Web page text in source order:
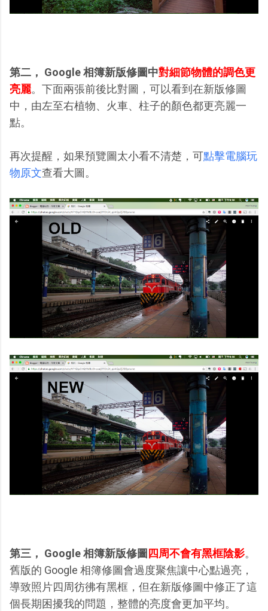
第二， Google 相簿新版修圖中對細節物體的調色更
亮麗。下面兩張前後比對圖，可以看到在新版修圖
中，由左至右植物、火車、柱子的顏色都更亮麗一
點。
再次提醒，如果預覽圖太小看不清楚，可點擊電腦玩
物原文查看大圖。
第三， Google 相簿新版修圖 四周不會有黑框陰影。
舊版的 Google 相簿修圖會過度聚焦讓中心點過亮，
導致照片四周彷彿有黑框，但在新版修圖中修正了這
個長期困擾我的問題，整體的亮度會更加平均。